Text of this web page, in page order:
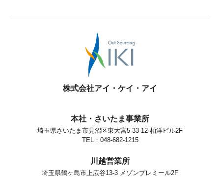
株式会社アイ・ケイ・アイ
本社・さいたま事業所
埼玉県さいたま市見沼区東大宮5-33-12 柏洋ビル2F
TEL：048-682-1215
川越営業所
埼玉県鶴ヶ島市上広谷13-3 メゾンプレミール2F